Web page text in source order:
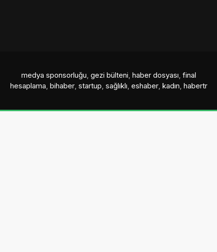
medya sponsorluğu, gezi bülteni, haber dosyası, final
hesaplama, bihaber, startup, sağlıklı, eshaber, kadın, habertr